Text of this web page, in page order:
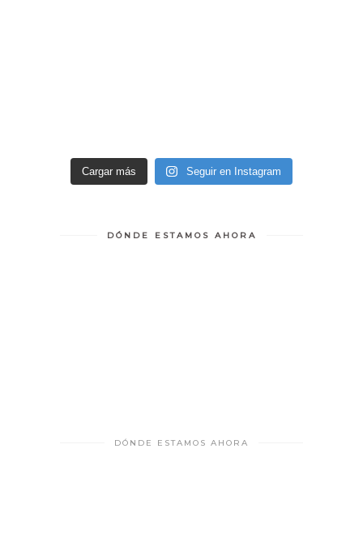
Cargar más Seguir en Instagram
DÓNDE ESTAMOS AHORA
DÓNDE ESTAMOS AHORA